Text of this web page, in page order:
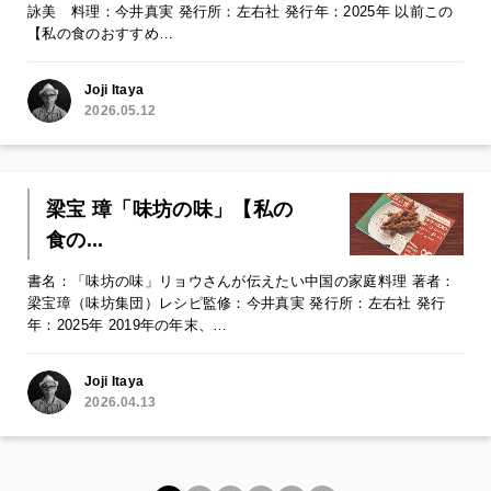
詠美 料理：今井真実 発行所：左右社 発行年：2025年 以前この
【私の食のおすすめ…
Joji Itaya
2026.05.12
梁宝 璋「味坊の味」【私の
食の...
書名：「味坊の味」リョウさんが伝えたい中国の家庭料理 著者：
梁宝璋（味坊集団）レシピ監修：今井真実 発行所：左右社 発行
年：2025年 2019年の年末、…
Joji Itaya
2026.04.13